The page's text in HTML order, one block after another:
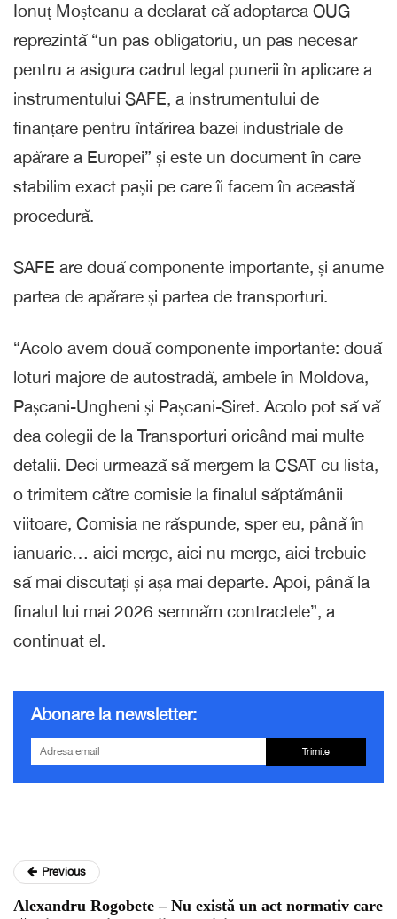
Ionuț Moșteanu a declarat că adoptarea OUG
reprezintă “un pas obligatoriu, un pas necesar
pentru a asigura cadrul legal punerii în aplicare a
instrumentului SAFE, a instrumentului de
finanțare pentru întărirea bazei industriale de
apărare a Europei” și este un document în care
stabilim exact pașii pe care îi facem în această
procedură.
SAFE are două componente importante, și anume
partea de apărare și partea de transporturi.
“Acolo avem două componente importante: două
loturi majore de autostradă, ambele în Moldova,
Pașcani-Ungheni și Pașcani-Siret. Acolo pot să vă
dea colegii de la Transporturi oricând mai multe
detalii. Deci urmează să mergem la CSAT cu lista,
o trimitem către comisie la finalul săptămânii
viitoare, Comisia ne răspunde, sper eu, până în
ianuarie… aici merge, aici nu merge, aici trebuie
să mai discutați și așa mai departe. Apoi, până la
finalul lui mai 2026 semnăm contractele”, a
continuat el.
Abonare la newsletter:
Trimite
Previous
Alexandru Rogobete – Nu există un act normativ care